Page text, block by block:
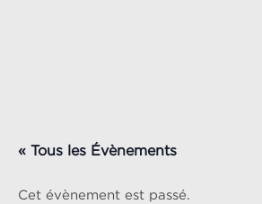
« Tous les Évènements
Cet évènement est passé.